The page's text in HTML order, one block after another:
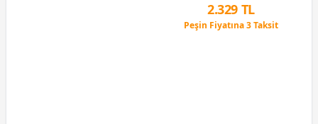
2.329 TL
Peşin Fiyatına 3 Taksit